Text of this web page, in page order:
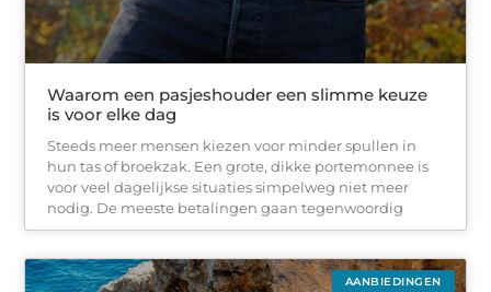
Waarom een pasjeshouder een slimme keuze
is voor elke dag
Steeds meer mensen kiezen voor minder spullen in
hun tas of broekzak. Een grote, dikke portemonnee is
voor veel dagelijkse situaties simpelweg niet meer
nodig. De meeste betalingen gaan tegenwoordig
AANBIEDINGEN